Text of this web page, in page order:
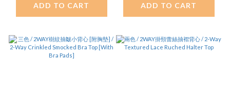
ADD TO CART ADD TO CART